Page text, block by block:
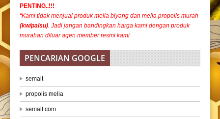
PENTING..!!!
“Kami tidak menjual produk melia biyang dan melia propolis murah
(kw/palsu). Jadi jangan bandingkan harga kami dengan produk
murahan diluar agen member resmi kami
PENCARIAN GOOGLE
semalt
propolis melia
semalt com